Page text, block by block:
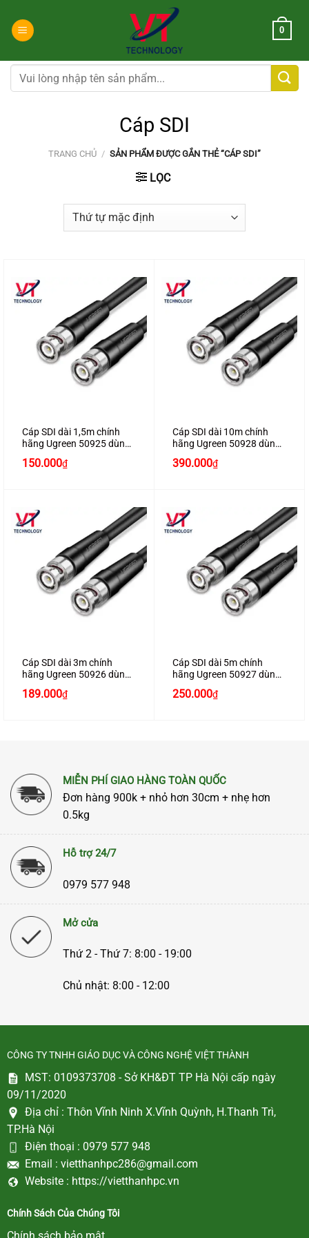
đến
dung
0
Tìm
kiếm:
Cáp SDI
TRANG CHỦ / SẢN PHẨM ĐƯỢC GẮN THẺ “CÁP SDI”
LỌC
Cáp SDI dài 1,5m chính
hãng Ugreen 50925 dùng
cao cấp
150.000₫
Cáp SDI dài 10m chính
hãng Ugreen 50928 dùng
cao cấp
390.000₫
Cáp SDI dài 3m chính
hãng Ugreen 50926 dùng
cao cấp
189.000₫
Cáp SDI dài 5m chính
hãng Ugreen 50927 dùng
cao cấp
250.000₫
MIỄN PHÍ GIAO HÀNG TOÀN QUỐC
Đơn hàng 900k + nhỏ hơn 30cm + nhẹ hơn
0.5kg
Hỗ trợ 24/7
0979 577 948
Mở cửa
Thứ 2 - Thứ 7: 8:00 - 19:00
Chủ nhật: 8:00 - 12:00
CÔNG TY TNHH GIÁO DỤC VÀ CÔNG NGHỆ VIỆT THÀNH
MST: 0109373708 - Sở KH&ĐT TP Hà Nội cấp ngày
09/11/2020
Địa chỉ : Thôn Vĩnh Ninh X.Vĩnh Quỳnh, H.Thanh Trì,
TP.Hà Nội
Điện thoại : 0979 577 948
Email : vietthanhpc286@gmail.com
Website : https://vietthanhpc.vn
Chính Sách Của Chúng Tôi